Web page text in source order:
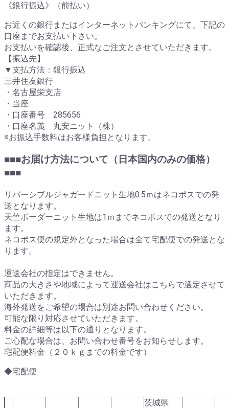
《銀行振込》（前払い）
お近くの銀行またはインターネットバンキングにて、下記の
口座までお支払い下さい。
お支払いを確認後、正式なご注文とさせていただきます。
【振込先】
▼支払方法：銀行振込
三井住友銀行
・名古屋栄支店
・当座
・口座番号 285656
・口座名義 丸安ニット（株）
※お振込手数料はお客様負担となります。
■■■お届け方法について（日本国内のみの価格）
■■■
リバーシブルジャガードニット生地0.5ｍはネコポスでの発
送となります。
天竺ボーダーニット生地は1ｍまでネコポスでの発送となり
ます。
ネコポス便の規定外となった場合は全て宅配便での発送とな
ります。
運送会社の指定はできません。
商品の大きさや地域によって運送会社はこちらで選定させて
いただきます。
海外発送をご希望の場合は別途お問い合わせください。
可能な限り対応させていただきます。
料金の詳細等は以下の通りとなります。
ご心配な場合は、お問い合わせ番号をお知らせします。
宅配便料金（２０ｋｇまでの料金です）
◆宅配便
茨城県